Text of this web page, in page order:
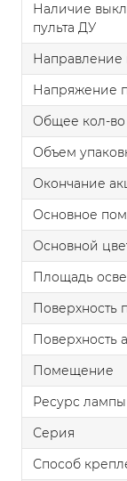
Наличие
пульта ДУ
Направление
Напряжение
Общее кол-
Объем
Окончание
Основное
Основной
Площадь
Поверхность
Поверхность
Помещение
Ресурс лампы
Серия
Способ